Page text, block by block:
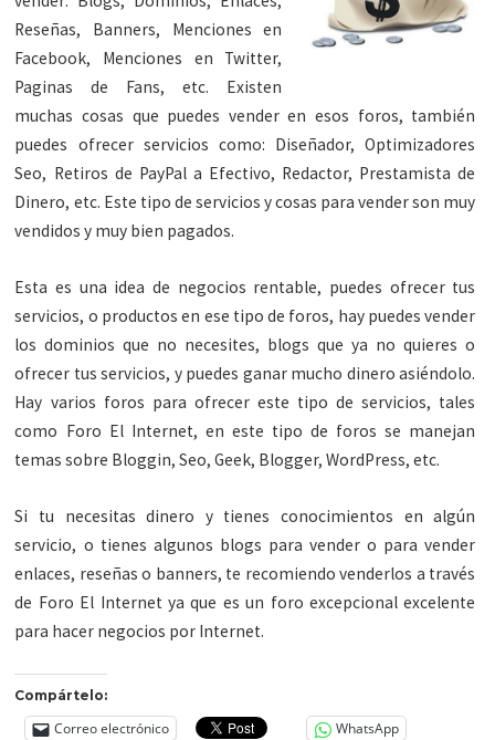
Reseñas, Banners, Menciones en
Facebook, Menciones en Twitter,
Paginas de Fans, etc. Existen
muchas cosas que puedes vender en esos foros, también
puedes ofrecer servicios como: Diseñador, Optimizadores
Seo, Retiros de PayPal a Efectivo, Redactor, Prestamista de
Dinero, etc. Este tipo de servicios y cosas para vender son muy
vendidos y muy bien pagados.
Esta es una idea de negocios rentable, puedes ofrecer tus
servicios, o productos en ese tipo de foros, hay puedes vender
los dominios que no necesites, blogs que ya no quieres o
ofrecer tus servicios, y puedes ganar mucho dinero asiéndolo.
Hay varios foros para ofrecer este tipo de servicios, tales
como Foro El Internet, en este tipo de foros se manejan
temas sobre Bloggin, Seo, Geek, Blogger, WordPress, etc.
Si tu necesitas dinero y tienes conocimientos en algún
servicio, o tienes algunos blogs para vender o para vender
enlaces, reseñas o banners, te recomiendo venderlos a través
de Foro El Internet ya que es un foro excepcional excelente
para hacer negocios por Internet.
Compártelo:
Correo electrónico
WhatsApp